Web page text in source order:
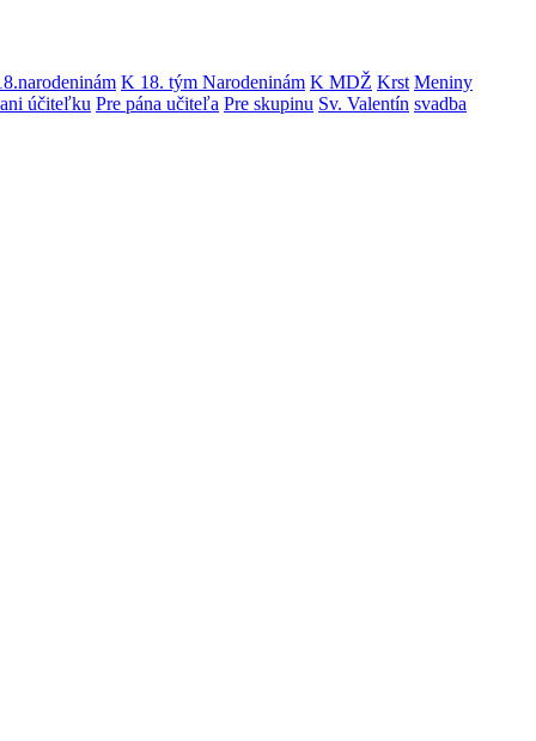
K 18. tým Narodeninám K MDŽ Krst Meniny
účiteľku Pre pána učiteľa Pre skupinu Sv. Valentín svadba